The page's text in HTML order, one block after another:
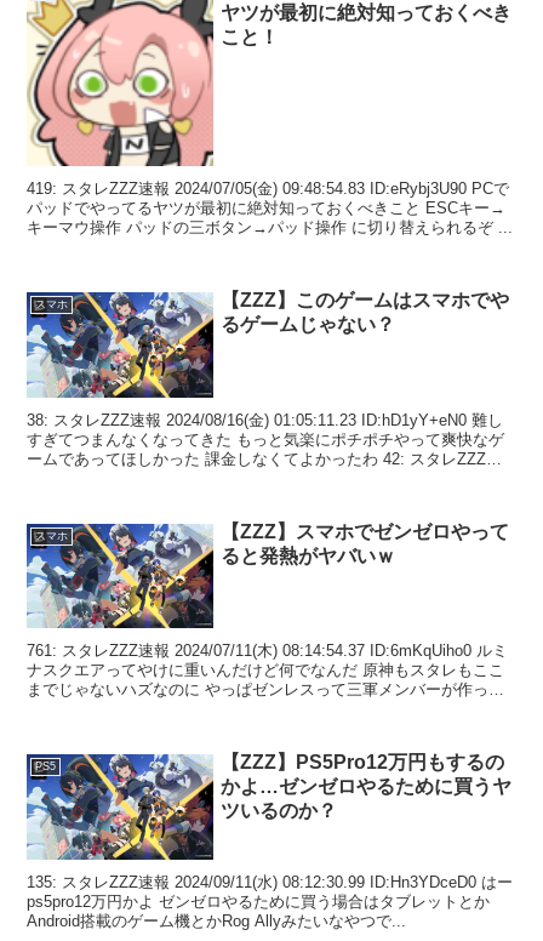
ヤツが最初に絶対知っておくべき
こと！
419: スタレZZZ速報 2024/07/05(金) 09:48:54.83 ID:eRybj3U90 PCで
パッドでやってるヤツが最初に絶対知っておくべきこと ESCキー→
キーマウ操作 パッドの三ボタン→パッド操作 に切り替えられるぞ ...
スマホ
【ZZZ】このゲームはスマホでや
るゲームじゃない？
38: スタレZZZ速報 2024/08/16(金) 01:05:11.23 ID:hD1yY+eN0 難し
すぎてつまんなくなってきた もっと気楽にポチポチやって爽快なゲ
ームであってほしかった 課金しなくてよかったわ 42: スタレZZZ
スマホ
【ZZZ】スマホでゼンゼロやって
ると発熱がヤバいｗ
761: スタレZZZ速報 2024/07/11(木) 08:14:54.37 ID:6mKqUiho0 ルミ
ナスクエアってやけに重いんだけど何でなんだ 原神もスタレもここ
までじゃないハズなのに やっぱゼンレスって三軍メンバーが作って
PS5
【ZZZ】PS5Pro12万円もするの
かよ…ゼンゼロやるために買うヤ
ツいるのか？
135: スタレZZZ速報 2024/09/11(水) 08:12:30.99 ID:Hn3YDceD0 はー
ps5pro12万円かよ ゼンゼロやるために買う場合はタブレットとか
Android搭載のゲーム機とかRog Allyみたいなやつで...